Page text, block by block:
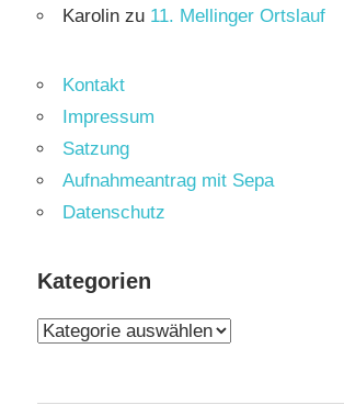
Karolin zu 11. Mellinger Ortslauf
Kontakt
Impressum
Satzung
Aufnahmeantrag mit Sepa
Datenschutz
Kategorien
Kategorien